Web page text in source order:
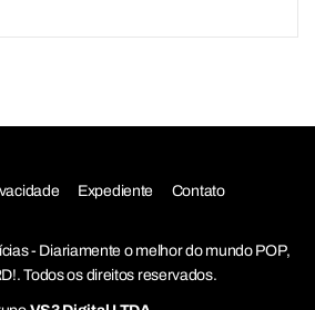
Expediente Contato
- Diariamente o melhor do mundo POP,
Todos os direitos reservados.